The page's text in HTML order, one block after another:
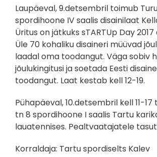
Laupäeval, 9.detsembril toimub
spordihoone IV saalis disainilaat
Üritus on jätkuks sTARTUp Day
Üle 70 kohaliku disaineri müüvad
laadal oma toodangut. Väga sobiv
jõulukingitusi ja soetada Eesti
toodangut. Laat kestab kell 12-19.
Pühapäeval, 10.detsembril kell 11-
tn 8 spordihoone I saalis Tartu
lauatennises. Pealtvaatajatele
Korraldaja: Tartu spordiselts Kalev